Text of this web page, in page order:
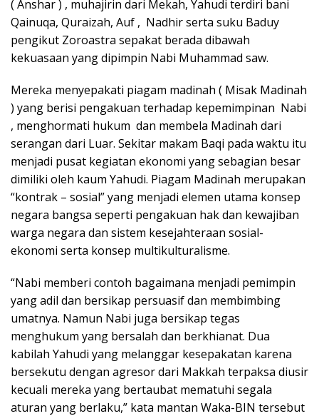
( Anshar ) , muhajirin dari Mekah, Yahudi terdiri bani
Qainuqa, Quraizah, Auf , Nadhir serta suku Baduy
pengikut Zoroastra sepakat berada dibawah
kekuasaan yang dipimpin Nabi Muhammad saw.
Mereka menyepakati piagam madinah ( Misak Madinah
) yang berisi pengakuan terhadap kepemimpinan Nabi
, menghormati hukum dan membela Madinah dari
serangan dari Luar. Sekitar makam Baqi pada waktu itu
menjadi pusat kegiatan ekonomi yang sebagian besar
dimiliki oleh kaum Yahudi. Piagam Madinah merupakan
“kontrak – sosial” yang menjadi elemen utama konsep
negara bangsa seperti pengakuan hak dan kewajiban
warga negara dan sistem kesejahteraan sosial-
ekonomi serta konsep multikulturalisme.
“Nabi memberi contoh bagaimana menjadi pemimpin
yang adil dan bersikap persuasif dan membimbing
umatnya. Namun Nabi juga bersikap tegas
menghukum yang bersalah dan berkhianat. Dua
kabilah Yahudi yang melanggar kesepakatan karena
bersekutu dengan agresor dari Makkah terpaksa diusir
kecuali mereka yang bertaubat mematuhi segala
aturan yang berlaku,” kata mantan Waka-BIN tersebut